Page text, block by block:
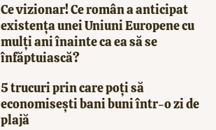
Ce vizionar! Ce român a anticipat
existența unei Uniuni Europene cu
mulți ani înainte ca ea să se
înfăptuiască?
5 trucuri prin care poți să
economisești bani buni într-o zi de
plajă